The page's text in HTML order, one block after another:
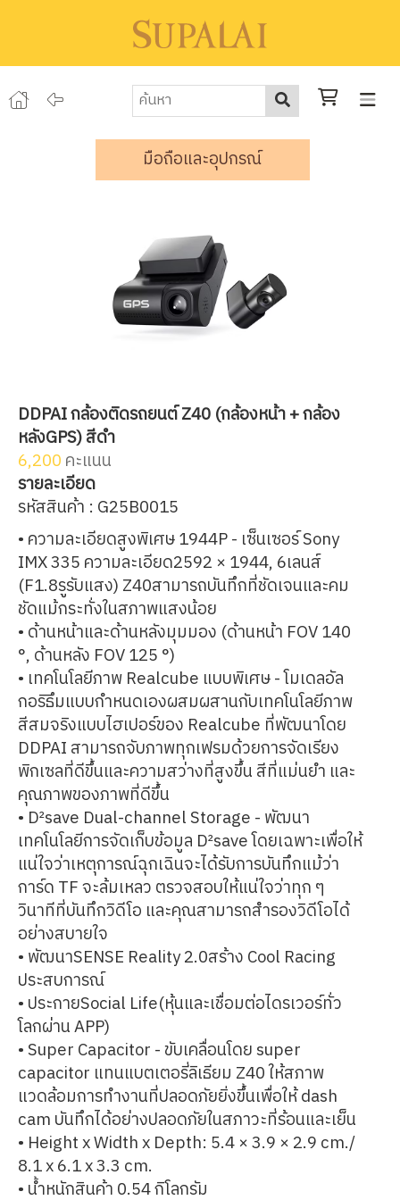
มือถือและอุปกรณ์
DDPAI กล้องติดรถยนต์ Z40 (กล้องหน้า + กล้อง
หลังGPS) สีดำ
6,200คะแนน
รายละเอียด
รหัสสินค้า : G25B0015
• ความละเอียดสูงพิเศษ 1944P - เซ็นเซอร์ Sony
IMX 335 ความละเอียด2592 × 1944, 6เลนส์
(F1.8รูรับแสง) Z40สามารถบันทึกที่ชัดเจนและคม
ชัดแม้กระทั่งในสภาพแสงน้อย
• ด้านหน้าและด้านหลังมุมมอง (ด้านหน้า FOV 140
°, ด้านหลัง FOV 125 °)
• เทคโนโลยีภาพ Realcube แบบพิเศษ - โมเดลอัล
กอริธึมแบบกำหนดเองผสมผสานกับเทคโนโลยีภาพ
สีสมจริงแบบไฮเปอร์ของ Realcube ที่พัฒนาโดย
DDPAI สามารถจับภาพทุกเฟรมด้วยการจัดเรียง
พิกเซลที่ดีขึ้นและความสว่างที่สูงขึ้น สีที่แม่นยำ และ
คุณภาพของภาพที่ดีขึ้น
• D²save Dual-channel Storage - พัฒนา
เทคโนโลยีการจัดเก็บข้อมูล D²save โดยเฉพาะเพื่อให้
แน่ใจว่าเหตุการณ์ฉุกเฉินจะได้รับการบันทึกแม้ว่า
การ์ด TF จะล้มเหลว ตรวจสอบให้แน่ใจว่าทุก ๆ
วินาทีที่บันทึกวิดีโอ และคุณสามารถสำรองวิดีโอได้
อย่างสบายใจ
• พัฒนาSENSE Reality 2.0สร้าง Cool Racing
ประสบการณ์
• ประกายSocial Life(หุ้นและเชื่อมต่อไดรเวอร์ทั่ว
โลกผ่าน APP)
• Super Capacitor - ขับเคลื่อนโดย super
capacitor แทนแบตเตอรี่ลิเธียม Z40 ให้สภาพ
แวดล้อมการทำงานที่ปลอดภัยยิ่งขึ้นเพื่อให้ dash
cam บันทึกได้อย่างปลอดภัยในสภาวะที่ร้อนและเย็น
• Height x Width x Depth: 5.4 × 3.9 × 2.9 cm./
8.1 x 6.1 x 3.3 cm.
• น้ำหนักสินค้า 0.54 กิโลกรัม